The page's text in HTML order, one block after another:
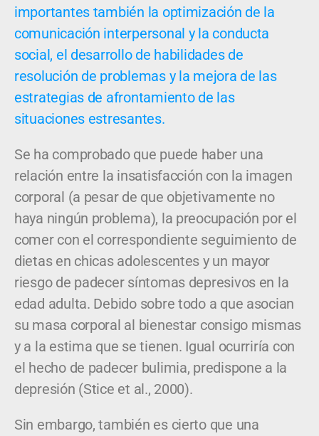
importantes también la optimización de la
comunicación interpersonal y la conducta
social, el desarrollo de habilidades de
resolución de problemas y la mejora de las
estrategias de afrontamiento de las
situaciones estresantes.
Se ha comprobado que puede haber una
relación entre la insatisfacción con la imagen
corporal (a pesar de que objetivamente no
haya ningún problema), la preocupación por el
comer con el correspondiente seguimiento de
dietas en chicas adolescentes y un mayor
riesgo de padecer síntomas depresivos en la
edad adulta. Debido sobre todo a que asocian
su masa corporal al bienestar consigo mismas
y a la estima que se tienen. Igual ocurriría con
el hecho de padecer bulimia, predispone a la
depresión (Stice et al., 2000).
Sin embargo, también es cierto que una